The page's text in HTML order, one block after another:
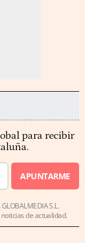
para recibir
APUNTARME
S.L.
de actualidad.